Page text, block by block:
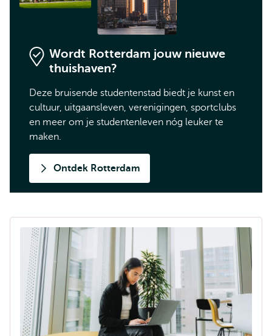
Wordt Rotterdam jouw nieuwe
thuishaven?
Deze bruisende studentenstad biedt je kunst en
cultuur, uitgaansleven, verenigingen, sportclubs
en meer om je studentenleven nóg leuker te
maken.
Ontdek Rotterdam